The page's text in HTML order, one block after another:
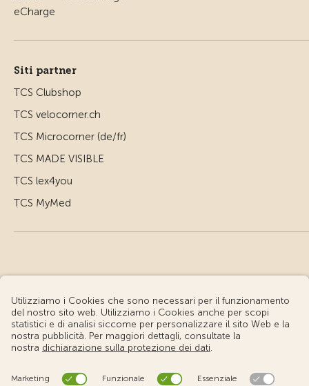
Siti partner
TCS Clubshop
TCS velocorner.ch
TCS Microcorner (de/fr)
TCS MADE VISIBLE
TCS lex4you
TCS MyMed
© Touring Club Svizzero
Condizioni d'uso – Informazioni giuridiche